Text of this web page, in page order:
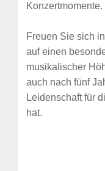
Konzertmomente.
Freuen Sie sich
auf einen
musikalischer
auch nach fünf
Leidenschaft für
hat.